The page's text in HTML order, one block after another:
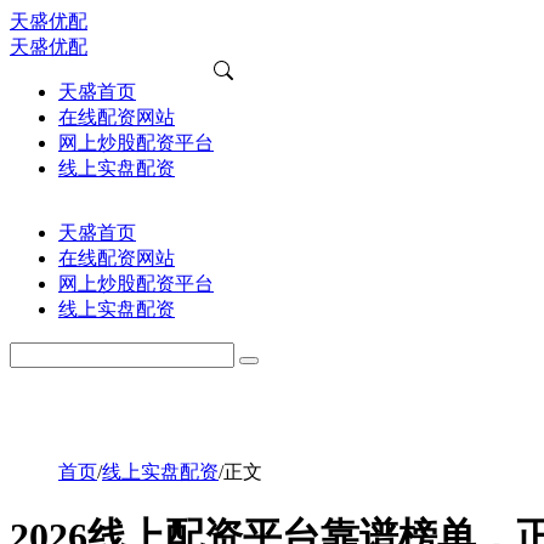
天盛优配
天盛优配
天盛首页
在线配资网站
网上炒股配资平台
线上实盘配资
天盛首页
在线配资网站
网上炒股配资平台
线上实盘配资
首页/线上实盘配资/正文